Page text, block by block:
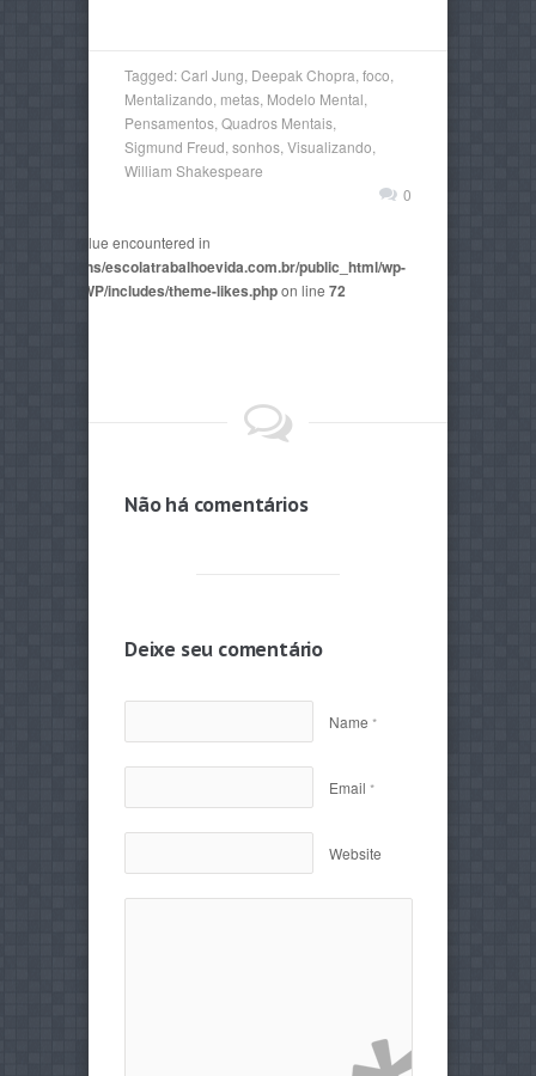
Tagged:Carl Jung Deepak Chopra foco
Mentalizando metas Modelo Mental
Pensamentos Quadros Mentais
Sigmund Freud sonhos Visualizando
William Shakespeare
0
numeric value encountered in
domains/escolatrabalhoevida.com.br/public_html/wp-
AegaeusWP/includes/theme-likes.phpon line 72
Não há comentários
Deixe seu comentário
Name *
Email *
Website